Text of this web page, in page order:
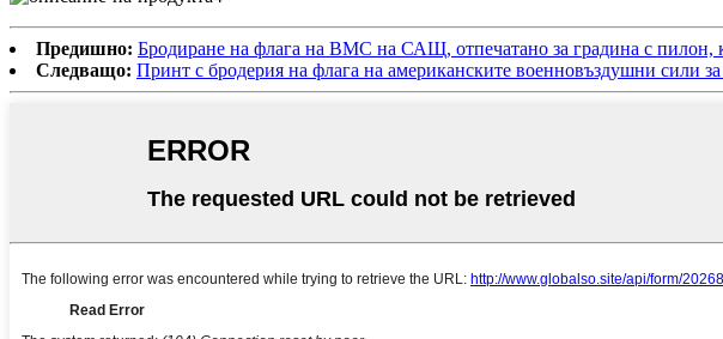
Предишно: Бродиране на флага на ВМС на САЩ, отпечатано за градина с пилон,
Следващо: Принт с бродерия на флага на американските военновъздушни сили